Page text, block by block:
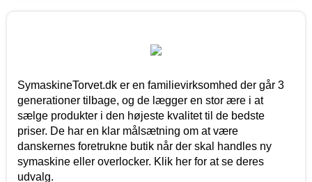
SymaskineTorvet.dk er en familievirksomhed der går 3
generationer tilbage, og de lægger en stor ære i at
sælge produkter i den højeste kvalitet til de bedste
priser. De har en klar målsætning om at være
danskernes foretrukne butik når der skal handles ny
symaskine eller overlocker. Klik her for at se deres
udvalg.